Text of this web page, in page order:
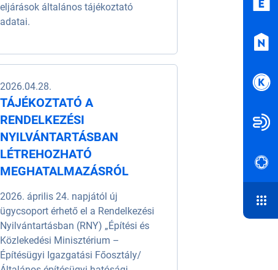
eljárások általános tájékoztató
adatai.
2026.04.28.
TÁJÉKOZTATÓ A
RENDELKEZÉSI
NYILVÁNTARTÁSBAN
LÉTREHOZHATÓ
MEGHATALMAZÁSRÓL
2026. április 24. napjától új
ügycsoport érhető el a Rendelkezési
Nyilvántartásban (RNY) „Építési és
Közlekedési Minisztérium –
Építésügyi Igazgatási Főosztály/